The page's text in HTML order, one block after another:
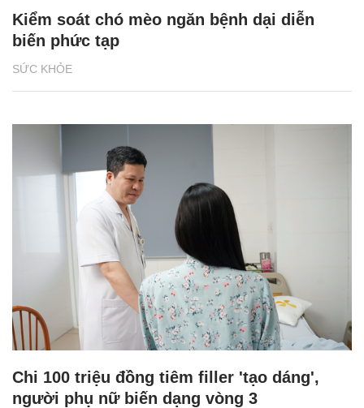
SỨC KHỎE
Kiểm soát chó mèo ngăn bệnh dại diễn
biến phức tạp
Chi 100 triệu đồng tiêm filler 'tạo dáng',
người phụ nữ biến dạng vòng 3